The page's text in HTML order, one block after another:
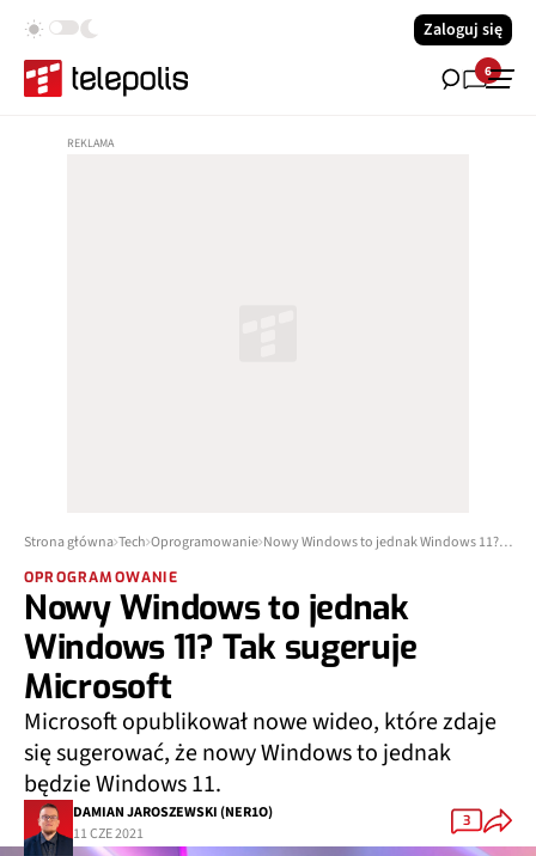
Zaloguj się
6
Strona główna Tech Oprogramowanie Nowy Windows to jednak Windows 11? Tak sugeruje Microsoft
OPROGRAMOWANIE
Nowy Windows to jednak
Windows 11? Tak sugeruje
Microsoft
Microsoft opublikował nowe wideo, które zdaje
się sugerować, że nowy Windows to jednak
będzie Windows 11.
DAMIAN JAROSZEWSKI (NER1O)
11 CZE 2021
3